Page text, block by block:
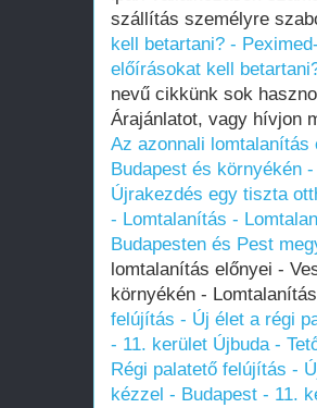
szállítás személyre
kell betartani? -
előírásokat kell
nevű cikkünk sok
Árajánlatot, vagy hívjon
Az azonnali
Budapest és környékén
Újrakezdés egy tiszta
- Lomtalanítás -
Budapesten és Pest
lomtalanítás előnyei -
környékén -
felújítás - Új élet a régi
- 11. kerület Újbuda -
Régi palatető felújítás -
kézzel - Budapest - 11.